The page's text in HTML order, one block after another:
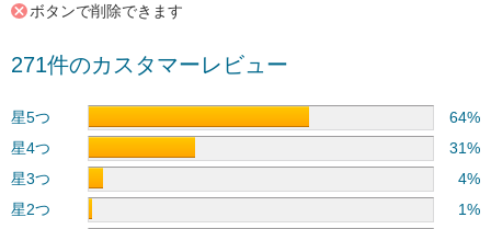
ボタンで削除できます
271件のカスタマーレビュー
星5つ
64%
星4つ
31%
星3つ
4%
星2つ
1%